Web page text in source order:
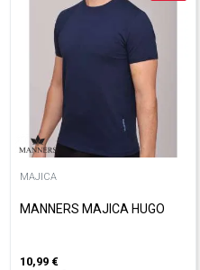
MAJICA
MANNERS MAJICA HUGO
10,99 €